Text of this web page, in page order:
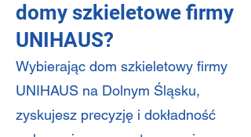
domy szkieletowe firmy
UNIHAUS?
Wybierając dom szkieletowy firmy
UNIHAUS na Dolnym Śląsku,
zyskujesz precyzję i dokładność